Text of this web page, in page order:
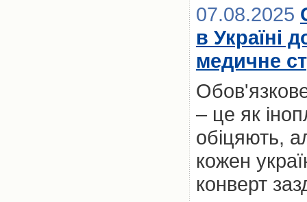
07.08.2025
в Україні
медичне
– це як
обіцяють,
кожен
конверт